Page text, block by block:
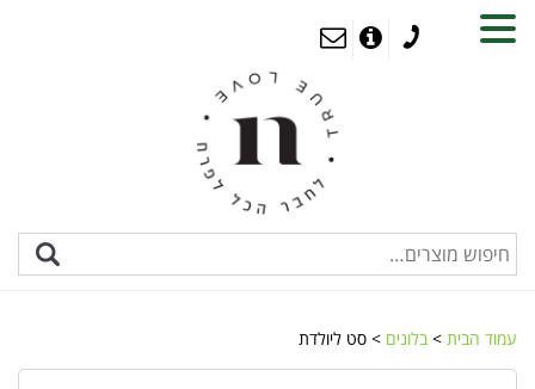
עמוד הבית >בלונים > סט ליולדת